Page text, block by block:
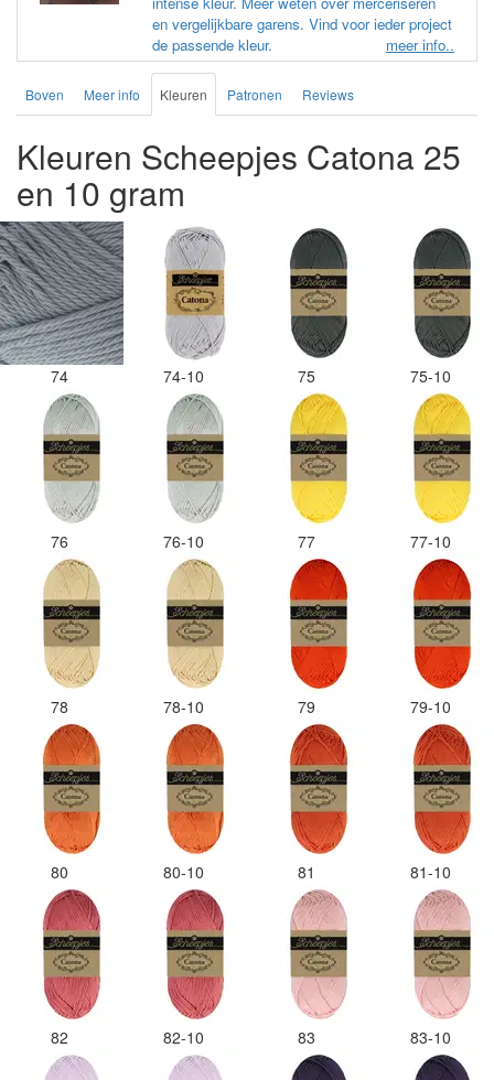
en vergelijkbare garens. Vind voor ieder project
de passende kleur.
meer info..
Boven Meer info Kleuren Patronen Reviews
Kleuren Scheepjes Catona 25
en 10 gram
74 74-10 75 75-10
76 76-10 77 77-10
78 78-10 79 79-10
80 80-10 81 81-10
82 82-10 83 83-10